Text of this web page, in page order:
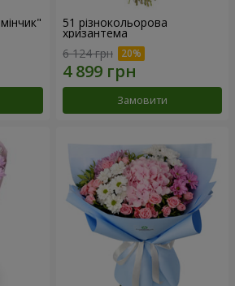
51 різнокольорова
хризантема
6 124 грн
Замовити